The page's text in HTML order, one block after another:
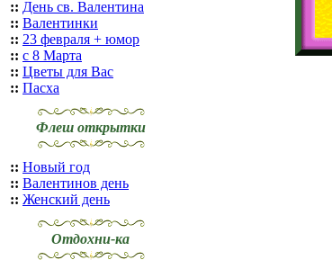
:: День св. Валентина
:: Валентинки
:: 23 февраля + юмор
:: с 8 Марта
:: Цветы для Вас
:: Пасха
Флеш открытки
:: Новый год
:: Валентинов день
:: Женский день
Отдохни-ка